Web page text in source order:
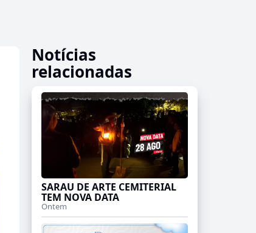
Notícias
relacionadas
SARAU DE ARTE CEMITERIAL
TEM NOVA DATA
Ontem